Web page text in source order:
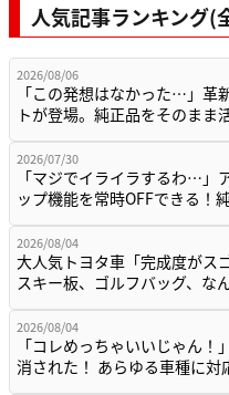
人気記事ランキング(
2026/08/06
「この発想はなかった…」革
トが登場。純正品をそのまま
2026/07/30
「マジでイライラするわ…」
ップ機能を常時OFFできる！
2026/08/04
大人気トヨタ車「完成度がス
スキー板、ゴルフバッグ、な
2026/08/04
「コレめっちゃいいじゃん！
消された！ あらゆる車種に